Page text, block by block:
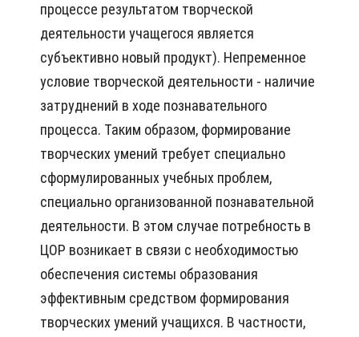
процессе результатом творческой
деятельности учащегося является
субъективно новый продукт). Непременное
условие творческой деятельности - наличие
затруднений в ходе познавательного
процесса. Таким образом, формирование
творческих умений требует специально
сформулированных учебных проблем,
специально организованной познавательной
деятельности. В этом случае потребность в
ЦОР возникает в связи с необходимостью
обеспечения системы образования
эффективным средством формирования
творческих умений учащихся. В частности,